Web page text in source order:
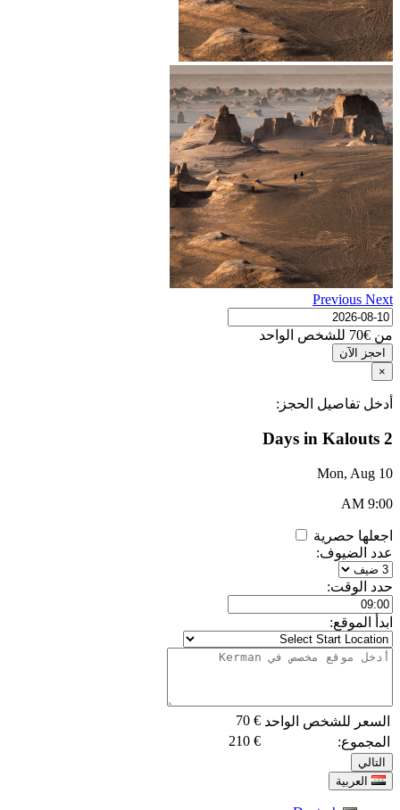
Previous Next
من €70 للشخص الواحد
احجز الآن
×
أدخل تفاصيل الحجز:
2 Days in Kalouts
Mon, Aug 10
9:00 AM
اجعلها حصرية
عدد الضيوف:
حدد الوقت:
ابدأ الموقع:
السعر للشخص الواحد €
70
المجموع:
€
210
التالي
العربية